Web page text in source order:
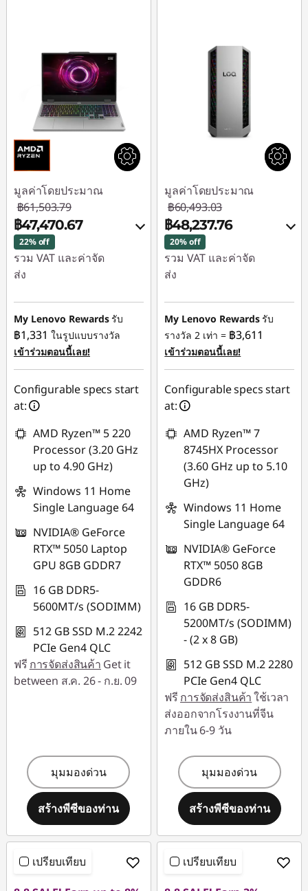
มูลค่าโดยประมาณ
฿61,503.79
฿47,470.67
22% off
รวม VAT และค่าจัด
ส่ง
ประหยัดทันที :-
฿14,033.12
ใช้ eCoupon :
88SALETH
My Lenovo Rewardsรับ
฿1,331 ในรูปแบบรางวัล
เข้าร่วมตอนนี้เลย!
Configurable specs start
at:
AMD Ryzen™ 5 220
Processor (3.20 GHz
up to 4.90 GHz)
Windows 11 Home
Single Language 64
NVIDIA® GeForce
RTX™ 5050 Laptop
GPU 8GB GDDR7
16 GB DDR5-
5600MT/s (SODIMM)
512 GB SSD M.2 2242
PCIe Gen4 QLC
ฟรี การจัดส่งสินค้า Get it
between ส.ค. 26 - ก.ย. 09
มุมมองด่วน
สร้างพีซีของท่าน
มูลค่าโดยประมาณ
฿60,493.03
฿48,237.76
20% off
รวม VAT และค่าจัด
ส่ง
ประหยัดทันที :-
฿12,255.27
ใช้ eCoupon :
88SALETH
My Lenovo Rewardsรับ
รางวัล 2 เท่า = ฿3,611
เข้าร่วมตอนนี้เลย!
Configurable specs start
at:
AMD Ryzen™ 7
8745HX Processor
(3.60 GHz up to 5.10
GHz)
Windows 11 Home
Single Language 64
NVIDIA® GeForce
RTX™ 5050 8GB
GDDR6
16 GB DDR5-
5200MT/s (SODIMM)
- (2 x 8 GB)
512 GB SSD M.2 2280
PCIe Gen4 QLC
ฟรี การจัดส่งสินค้าใช้เวลา
ส่งออกจากโรงงานที่จีน
ภายใน 6-9 วัน
มุมมองด่วน
สร้างพีซีของท่าน
เปรียบเทียบ เปรียบเทียบ